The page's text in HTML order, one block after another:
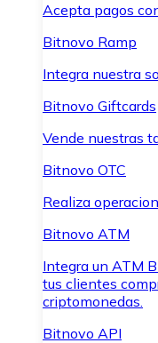
Acepta pagos
Bitnovo Ramp
Integra nuestra
Bitnovo Giftcards
Vende nuestras
Bitnovo OTC
Realiza
Bitnovo ATM
Integra un ATM
tus clientes
criptomonedas.
Bitnovo API